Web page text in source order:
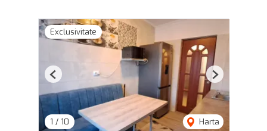
Exclusivitate
1 / 10 Harta
Previous Next